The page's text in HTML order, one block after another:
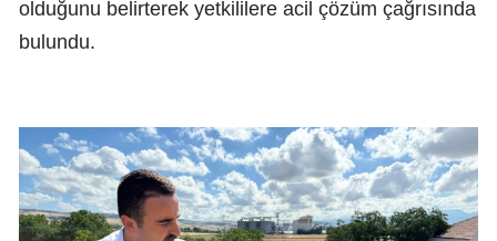
olduğunu belirterek yetkililere acil çözüm çağrısında
bulundu.